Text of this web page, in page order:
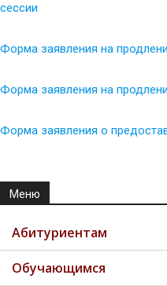
сессии
Форма заявления на
Форма заявления на
Форма заявления о
Меню
Абитуриентам
Обучающимся